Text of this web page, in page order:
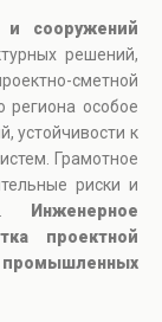
и сооружений
решений,
сметной
региона особое
устойчивости к
Грамотное
риски и
Инженерное
проектной